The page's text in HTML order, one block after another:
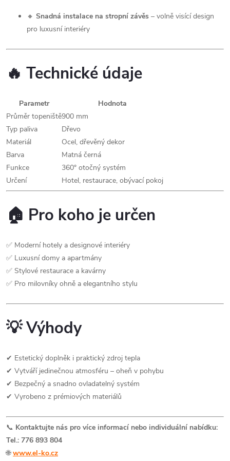
🔸 Snadná instalace na stropní závěs – volně visící design
pro luxusní interiéry
🔥 Technické údaje
Parametr
Hodnota
Průměr topeniště900 mm
Typ paliva
Dřevo
Materiál
Ocel, dřevěný dekor
Barva
Matná černá
Funkce
360° otočný systém
Určení
Hotel, restaurace, obývací pokoj
🏠 Pro koho je určen
✅ Moderní hotely a designové interiéry
✅ Luxusní domy a apartmány
✅ Stylové restaurace a kavárny
✅ Pro milovníky ohně a elegantního stylu
💡Výhody
✔ Estetický doplněk i praktický zdroj tepla
✔ Vytváří jedinečnou atmosféru – oheň v pohybu
✔ Bezpečný a snadno ovladatelný systém
✔ Vyrobeno z prémiových materiálů
📞 Kontaktujte nás pro více informací nebo individuální nabídku:
Tel.: 776 893 804
🌐www.el-ko.cz